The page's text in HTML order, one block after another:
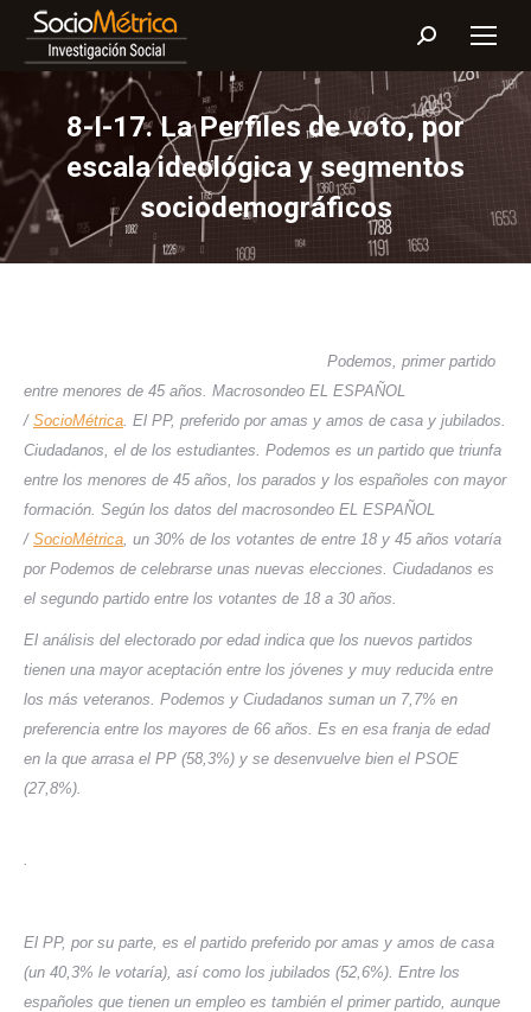
Buscar:
8-I-17. La Perfiles de voto, por
escala ideológica y segmentos
sociodemográficos
Podemos, primer partido
entre menores de 45 años. Macrosondeo EL ESPAÑOL
/ SocioMétrica. El PP, preferido por amas y amos de casa y jubilados.
Ciudadanos, el de los estudiantes. Podemos es un partido que triunfa
entre los menores de 45 años, los parados y los españoles con mayor
formación. Según los datos del macrosondeo EL ESPAÑOL
/ SocioMétrica, un 30% de los votantes de entre 18 y 45 años votaría
por Podemos de celebrarse unas nuevas elecciones. Ciudadanos es
el segundo partido entre los votantes de 18 a 30 años.
El análisis del electorado por edad indica que los nuevos partidos
tienen una mayor aceptación entre los jóvenes y muy reducida entre
los más veteranos. Podemos y Ciudadanos suman un 7,7% en
preferencia entre los mayores de 66 años. Es en esa franja de edad
en la que arrasa el PP (58,3%) y se desenvuelve bien el PSOE
(27,8%).
.
El PP, por su parte, es el partido preferido por amas y amos de casa
(un 40,3% le votaría), así como los jubilados (52,6%). Entre los
españoles que tienen un empleo es también el primer partido, aunque